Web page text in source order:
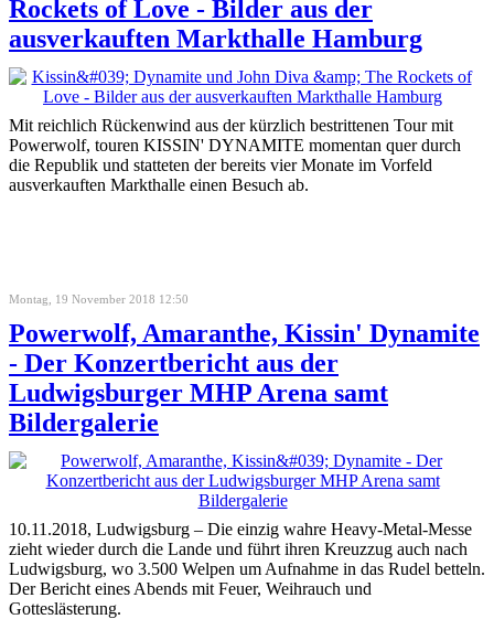
Rockets of Love - Bilder aus der
ausverkauften Markthalle Hamburg
Mit reichlich Rückenwind aus der kürzlich bestrittenen Tour mit
Powerwolf, touren KISSIN' DYNAMITE momentan quer durch
die Republik und statteten der bereits vier Monate im Vorfeld
ausverkauften Markthalle einen Besuch ab.
Montag, 19 November 2018 12:50
Powerwolf, Amaranthe, Kissin' Dynamite
- Der Konzertbericht aus der
Ludwigsburger MHP Arena samt
Bildergalerie
10.11.2018, Ludwigsburg – Die einzig wahre Heavy-Metal-Messe
zieht wieder durch die Lande und führt ihren Kreuzzug auch nach
Ludwigsburg, wo 3.500 Welpen um Aufnahme in das Rudel betteln.
Der Bericht eines Abends mit Feuer, Weihrauch und
Gotteslästerung.